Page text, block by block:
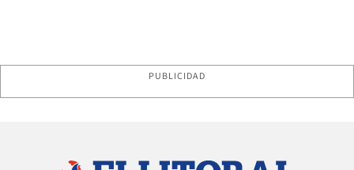
PUBLICIDAD